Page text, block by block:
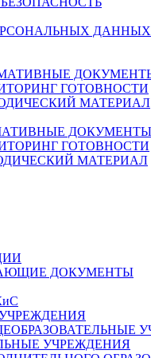
ДАННЫХ
ГОТОВНОСТИ
МАТЕРИАЛ
ДОКУМЕНТЫ
ГОТОВНОСТИ
МАТЕРИАЛ
ДОКУМЕНТЫ
УЧРЕЖДЕНИЯ